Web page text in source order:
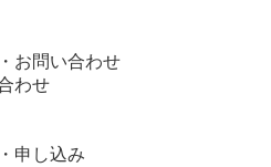
お問い合わせ
わせ
申し込み